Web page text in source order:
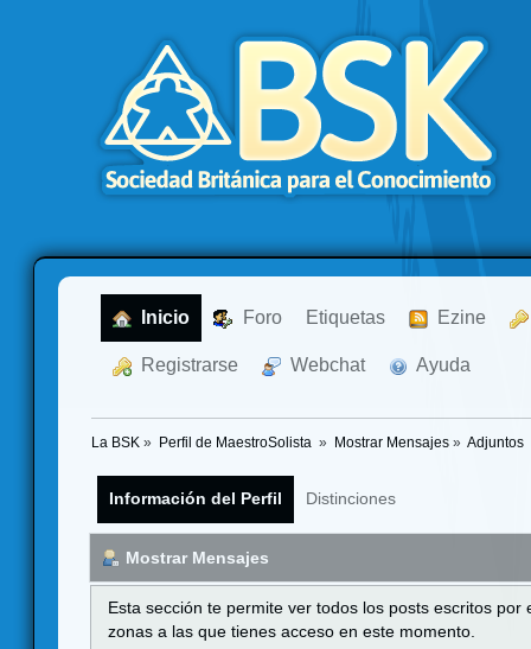
Inicio Foro Etiquetas Ezine
Registrarse Webchat Ayuda
La BSK » Perfil de MaestroSolista » Mostrar Mensajes» Adjuntos
Información del Perfil Distinciones
Mostrar Mensajes
Esta sección te permite ver todos los posts escritos
zonas a las que tienes acceso en este momento.